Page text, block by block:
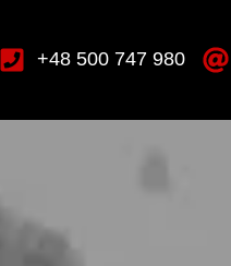
+48 500 747 980